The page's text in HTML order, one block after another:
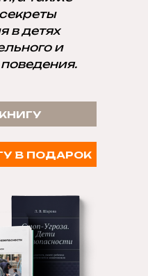
в детях
и
В ПОДАРОК